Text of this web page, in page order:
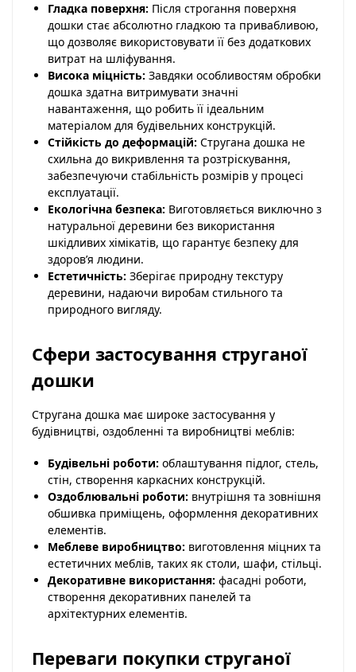
Гладка поверхня: Після строгання поверхня
дошки стає абсолютно гладкою та привабливою,
що дозволяє використовувати її без додаткових
витрат на шліфування.
Висока міцність: Завдяки особливостям обробки
дошка здатна витримувати значні
навантаження, що робить її ідеальним
матеріалом для будівельних конструкцій.
Стійкість до деформацій: Стругана дошка не
схильна до викривлення та розтріскування,
забезпечуючи стабільність розмірів у процесі
експлуатації.
Екологічна безпека: Виготовляється виключно з
натуральної деревини без використання
шкідливих хімікатів, що гарантує безпеку для
здоров’я людини.
Естетичність: Зберігає природну текстуру
деревини, надаючи виробам стильного та
природного вигляду.
Сфери застосування струганої
дошки
Стругана дошка має широке застосування у
будівництві, оздобленні та виробництві меблів:
Будівельні роботи: облаштування підлог, стель,
стін, створення каркасних конструкцій.
Оздоблювальні роботи: внутрішня та зовнішня
обшивка приміщень, оформлення декоративних
елементів.
Меблеве виробництво: виготовлення міцних та
естетичних меблів, таких як столи, шафи, стільці.
Декоративне використання: фасадні роботи,
створення декоративних панелей та
архітектурних елементів.
Переваги покупки струганої